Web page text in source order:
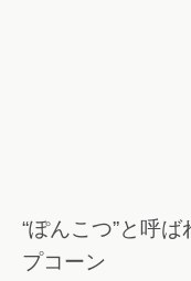
“ぽんこつ”と呼
プコーン